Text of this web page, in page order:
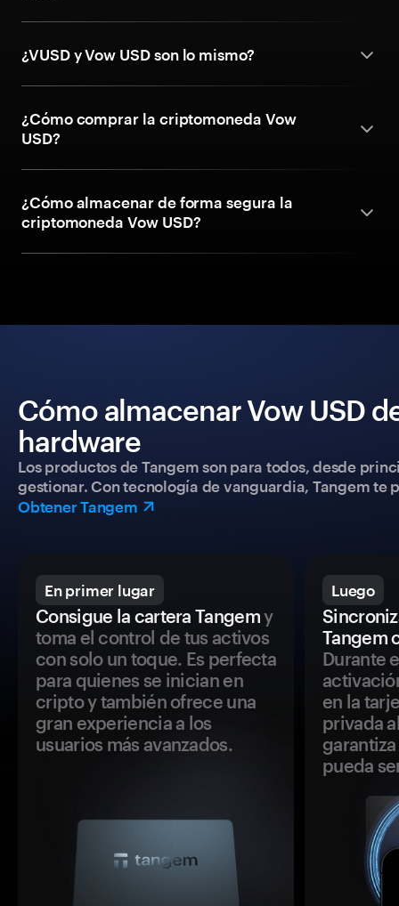
¿VUSD y Vow USD son lo mismo?
¿Cómo comprar la criptomoneda Vow
USD?
¿Cómo almacenar de forma segura la
criptomoneda Vow USD?
Cómo almacenar Vow USD
hardware
Los productos de Tangem son para todos, desde
gestionar. Con tecnología de vanguardia, Tangem
Obtener Tangem
En primer lugar
Consigue la cartera Tangemy
toma el control de tus activos
con solo un toque. Es perfecta
para quienes se inician en
cripto y también ofrece una
gran experiencia a los
usuarios más avanzados.
Luego
Tangem
Durante
en la
privada
pueda